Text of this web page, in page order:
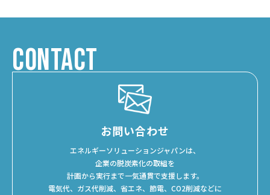
CONTACT
お問い合わせ
エネルギーソリューションジャパンは、
企業の脱炭素化の取組を
計画から実行まで一気通貫で支援します。
電気代、ガス代削減、省エネ、節電、CO2削減などに